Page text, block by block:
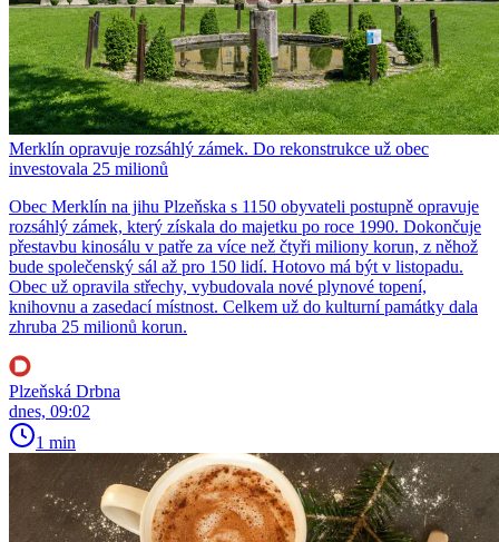
Merklín opravuje rozsáhlý zámek. Do rekonstrukce už obec
investovala 25 milionů
Obec Merklín na jihu Plzeňska s 1150 obyvateli postupně opravuje
rozsáhlý zámek, který získala do majetku po roce 1990. Dokončuje
přestavbu kinosálu v patře za více než čtyři miliony korun, z něhož
bude společenský sál až pro 150 lidí. Hotovo má být v listopadu.
Obec už opravila střechy, vybudovala nové plynové topení,
knihovnu a zasedací místnost. Celkem už do kulturní památky dala
zhruba 25 milionů korun.
Plzeňská Drbna
dnes, 09:02
1 min